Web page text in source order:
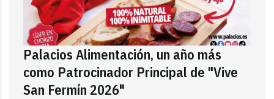
Palacios Alimentación, un año más
como Patrocinador Principal de "Vive
San Fermín 2026"